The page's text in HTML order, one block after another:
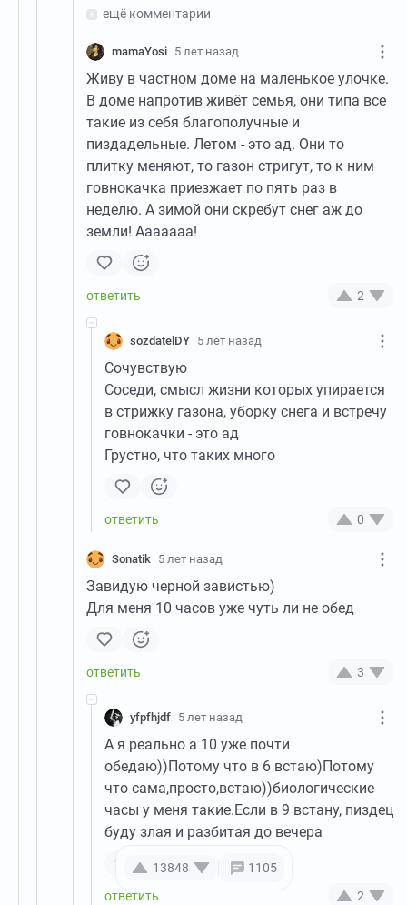
13848 1105
ещё комментарии
mamaYosi 5 лет назад
Живу в частном доме на маленькое улочке.
В доме напротив живёт семья, они типа все
такие из себя благополучные и
пиздадельные. Летом - это ад. Они то
плитку меняют, то газон стригут, то к ним
говнокачка приезжает по пять раз в
неделю. А зимой они скребут снег аж до
земли! Ааааааа!
2
sozdatelDY 5 лет назад
Сочувствую
Соседи, смысл жизни которых упирается
в стрижку газона, уборку снега и встречу
говнокачки - это ад
Грустно, что таких много
0
Sonatik 5 лет назад
Завидую черной завистью)
Для меня 10 часов уже чуть ли не обед
3
yfpfhjdf 5 лет назад
А я реально а 10 уже почти
обедаю))Потому что в 6 встаю)Потому
что сама,просто,встаю))биологические
часы у меня такие.Если в 9 встану, пиздец
буду злая и разбитая до вечера
2